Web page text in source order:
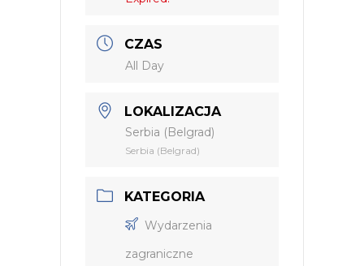
CZAS
All Day
LOKALIZACJA
Serbia (Belgrad)
Serbia (Belgrad)
KATEGORIA
Wydarzenia
zagraniczne